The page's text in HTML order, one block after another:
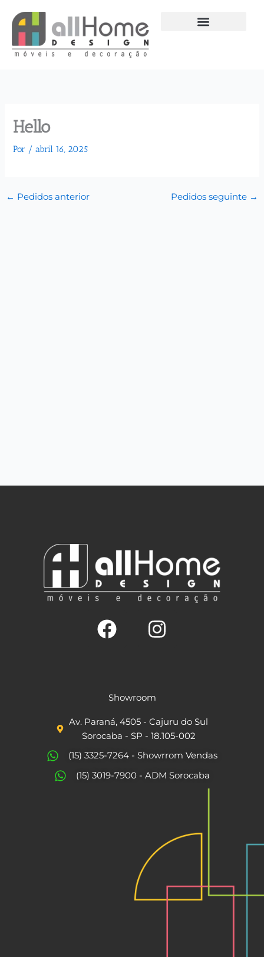
para
conteúdo
Hello
Por /abril 16, 2025
← Pedidos anterior Pedidos seguinte →
c
e
b
o
o
t
a
g
r
Showroom
Av. Paraná, 4505 - Cajuru do Sul
Sorocaba - SP - 18.105-002
(15) 3325-7264 - Showrrom Vendas
(15) 3019-7900 - ADM Sorocaba